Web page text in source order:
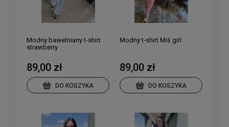
Modny bawełniany t-shirt
strawberry
89,00 zł
DO KOSZYKA
Modny t-shirt Miś girl
89,00 zł
DO KOSZYKA